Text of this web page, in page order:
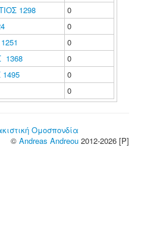
1298
0
0
0
0
0
0
Ομοσπονδία
© Andreas Andreou 2012-2026 [P]